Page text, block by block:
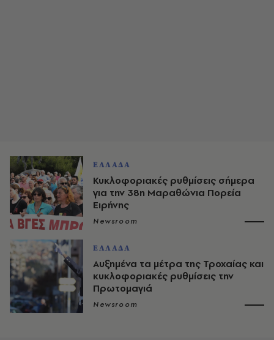
ΕΛΛΑΔΑ
Κυκλοφοριακές ρυθμίσεις σήμερα
για την 38η Μαραθώνια Πορεία
Ειρήνης
Newsroom
ΕΛΛΑΔΑ
Αυξημένα τα μέτρα της Τροχαίας και
κυκλοφοριακές ρυθμίσεις την
Πρωτομαγιά
Newsroom